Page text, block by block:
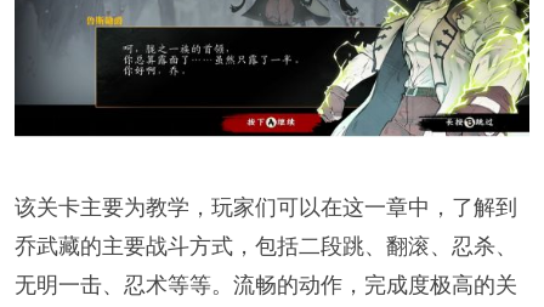
该关卡主要为教学，玩家们可以在这一章中，了解到
乔武藏的主要战斗方式，包括二段跳、翻滚、忍杀、
无明一击、忍术等等。流畅的动作，完成度极高的关